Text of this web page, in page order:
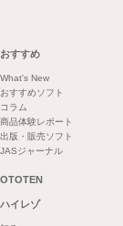
おすすめ
What's New
おすすめソフト
コラム
商品体験レポート
出版・販売ソフト
JASジャーナル
OTOTEN
ハイレゾ